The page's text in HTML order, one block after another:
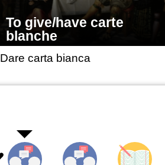
To give/have carte
blanche
Dare carta bianca